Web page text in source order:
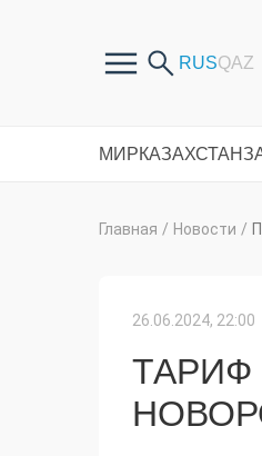
МИРКАЗАХСТАН
Главная / Новости /
26.06.2024, 22:00